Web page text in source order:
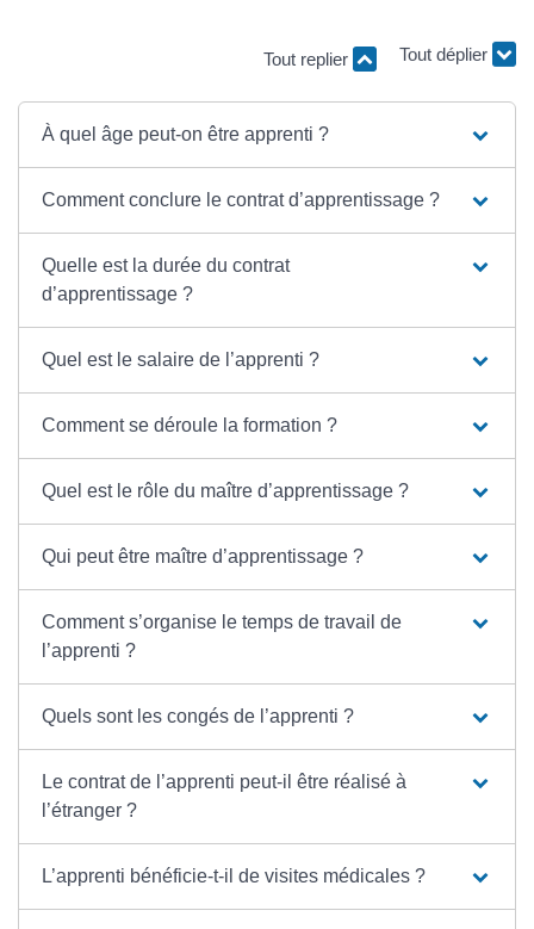
Tout replier
Tout déplier
À quel âge peut-on être apprenti ?
Comment conclure le contrat d’apprentissage ?
Quelle est la durée du contrat
d’apprentissage ?
Quel est le salaire de l’apprenti ?
Comment se déroule la formation ?
Quel est le rôle du maître d’apprentissage ?
Qui peut être maître d’apprentissage ?
Comment s’organise le temps de travail de
l’apprenti ?
Quels sont les congés de l’apprenti ?
Le contrat de l’apprenti peut-il être réalisé à
l’étranger ?
L’apprenti bénéficie-t-il de visites médicales ?